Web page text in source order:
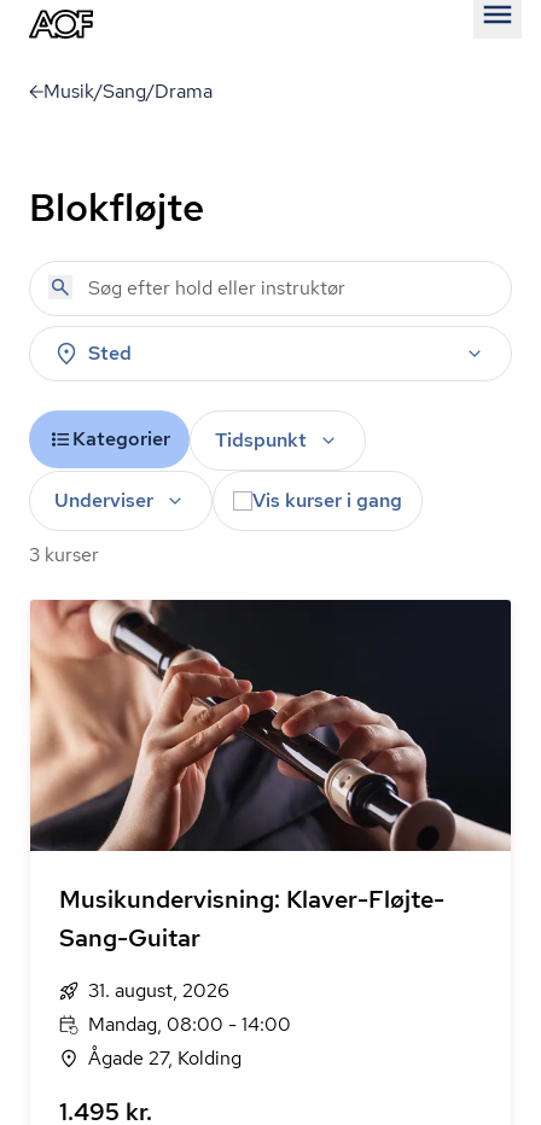
Musik/Sang/Drama
Blokfløjte
Sted
Kategorier Tidspunkt
Underviser Vis kurser i gang
3 kurser
Musikundervisning: Klaver-Fløjte-
Sang-Guitar
31. august, 2026
Mandag, 08:00 - 14:00
Ågade 27, Kolding
1.495 kr.